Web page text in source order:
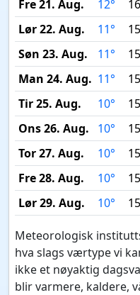
Fre 21. Aug. 12°
Lør 22. Aug.
11°
Søn 23. Aug.
11°
Man 24. Aug. 11°
Tir 25. Aug.
10°
Ons 26. Aug.
10°
Tor 27. Aug.
10°
Fre 28. Aug.
10°
Lør 29. Aug.
10°
Meteorologisk
hva slags værtype vi
ikke et nøyaktig
blir varmere, kaldere,